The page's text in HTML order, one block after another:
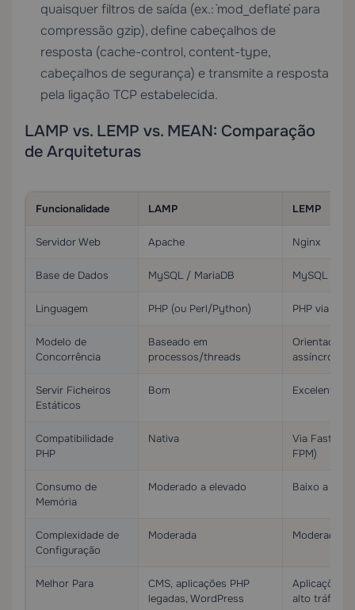
quaisquer filtros de saída (ex.: `mod_deflate` para
compressão gzip), define cabeçalhos de
resposta (cache-control, content-type,
cabeçalhos de segurança) e transmite a resposta
pela ligação TCP estabelecida.
LAMP vs. LEMP vs. MEAN: Comparação
de Arquiteturas
Funcionalidade LAMP LEMP
Servidor Web Apache Nginx
Base de Dados MySQL / MariaDB MySQL /
Linguagem PHP (ou Perl/Python) PHP via
Modelo de
Concorrência
Baseado em
processos/threads
Orientado a
assíncrono
Servir Ficheiros
Estáticos
Bom Excelente
Compatibilidade
PHP
Nativa
Via FastCGI
FPM)
Consumo de
Memória
Moderado a elevado Baixo a
Complexidade de
Configuração
Moderada Moderada
Melhor Para
CMS, aplicações PHP
legadas, WordPress
Aplicações
alto tráfego,